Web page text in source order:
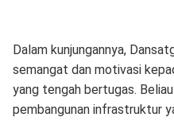
Dalam kunjungannya,
semangat dan motivasi
yang tengah bertugas.
pembangunan infrastruktur